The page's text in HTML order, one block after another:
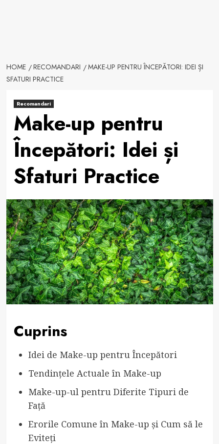
HOME RECOMANDARI
MAKE-UP PENTRU ÎNCEPĂTORI: IDEI ȘI
SFATURI PRACTICE
Recomandari
Make-up pentru
Începători: Idei și
Sfaturi Practice
Cuprins
Idei de Make-up pentru Începători
Tendințele Actuale în Make-up
Make-up-ul pentru Diferite Tipuri de
Față
Erorile Comune în Make-up și Cum să le
Eviteți